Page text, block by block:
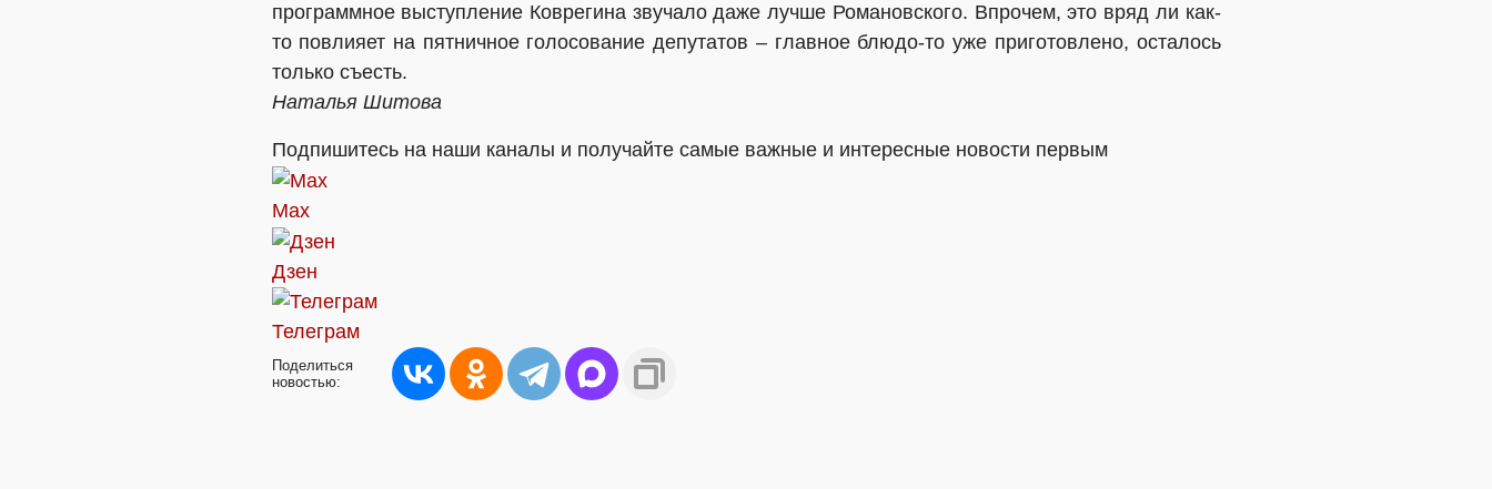
программное выступление Коврегина звучало даже лучше Романовского. Впрочем, это вряд ли как-
то повлияет на пятничное голосование депутатов – главное блюдо-то уже приготовлено, осталось
только съесть.
Наталья Шитова
Подпишитесь на наши каналы и получайте самые важные и интересные новости первым
Max
Дзен
Телеграм
Поделиться
новостью: